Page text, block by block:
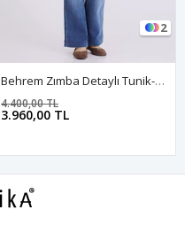
2
Behrem Zımba Detaylı Tunik- LYN04429 Kahve
3.960,00 TL
4.400,00 TL